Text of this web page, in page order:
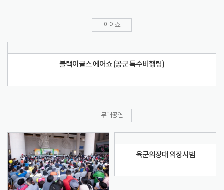
에어쇼
블랙이글스 에어쇼 (공군 특수비행팀)
무대공연
육군의장대 의장시범